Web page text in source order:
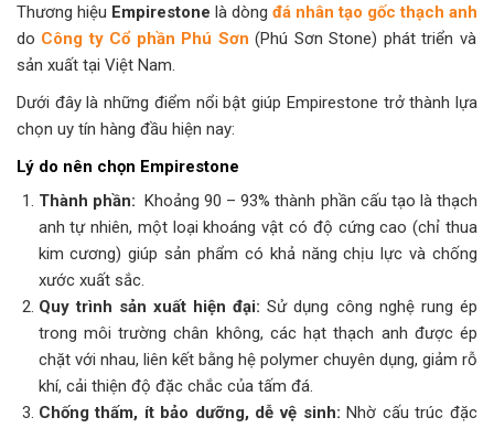
Thương hiệu Empirestone là dòng đá nhân tạo gốc thạch anh
do Công ty Cổ phần Phú Sơn (Phú Sơn Stone) phát triển và
sản xuất tại Việt Nam.
Dưới đây là những điểm nổi bật giúp Empirestone trở thành lựa
chọn uy tín hàng đầu hiện nay:
Lý do nên chọn Empirestone
Thành phần:
Khoảng 90 – 93% thành phần cấu tạo là thạch
anh tự nhiên, một loại khoáng vật có độ cứng cao (chỉ thua
kim cương) giúp sản phẩm có khả năng chịu lực và chống
xước xuất sắc.
Quy trình sản xuất hiện đại: Sử dụng công nghệ rung ép
trong môi trường chân không, các hạt thạch anh được ép
chặt với nhau, liên kết bằng hệ polymer chuyên dụng, giảm rỗ
khí, cải thiện độ đặc chắc của tấm đá.
Chống thấm, ít bảo dưỡng, dễ vệ sinh: Nhờ cấu trúc đặc